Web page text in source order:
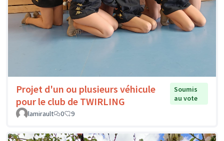
Projet d'un ou plusieurs véhicule
pour le club de TWIRLING
Soumis
au vote
lamirault
0 9